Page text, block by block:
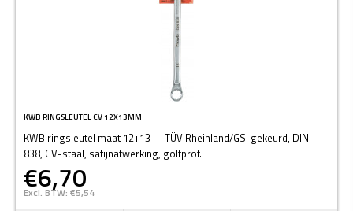
KWB RINGSLEUTEL CV 12X13MM
KWB ringsleutel maat 12+13 -- TÜV Rheinland/GS-gekeurd, DIN
838, CV-staal, satijnafwerking, golfprof..
€6,70
Excl. BTW: €5,54